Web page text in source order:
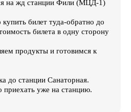
на жд станции Фили (МЦД-1)
билет туда-обратно до
билета в одну сторону
продукты и готовимся к
до станции Санаторная.
уже на станцию.